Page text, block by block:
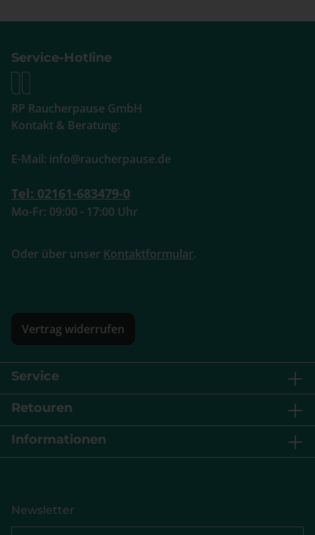
Service-Hotline
RP Raucherpause GmbH
Kontakt & Beratung:
E-Mail: info@raucherpause.de
Tel: 02161-683479-0
Mo-Fr: 09:00 - 17:00 Uhr
Oder über unser Kontaktformular.
Vertrag widerrufen
Service
Retouren
Informationen
Newsletter